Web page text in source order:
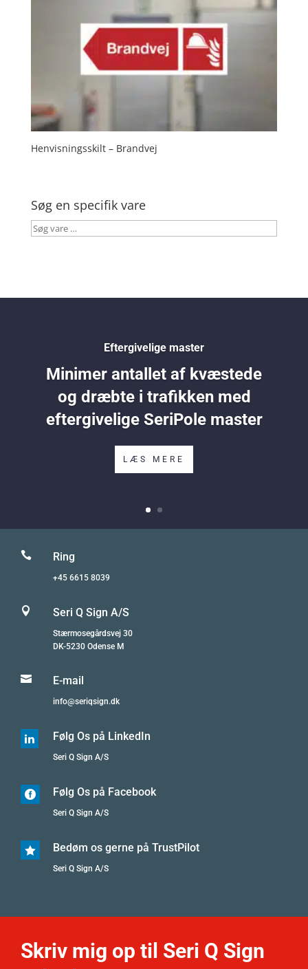
Henvisningsskilt – Brandvej
Søg en specifik vare
Søg
Eftergivelige master
Minimer antallet af kvæstede
og dræbte i trafikken med
eftergivelige SeriPole master
LÆS MERE
 Ring
+45 6615 8039
 Seri Q Sign A/S
Stærmosegårdsvej 30
DK-5230 Odense M
 E-mail
info@seriqsign.dk
 Følg Os på LinkedIn
Seri Q Sign A/S
 Følg Os på Facebook
Seri Q Sign A/S
 Bedøm os gerne på TrustPilot
Seri Q Sign A/S
Skriv mig op til Seri Q Sign